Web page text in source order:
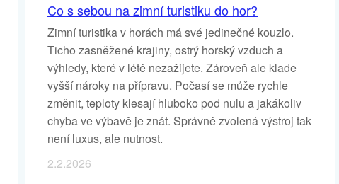
Co s sebou na zimní turistiku do hor?
Zimní turistika v horách má své jedinečné kouzlo.
Ticho zasněžené krajiny, ostrý horský vzduch a
výhledy, které v létě nezažijete. Zároveň ale klade
vyšší nároky na přípravu. Počasí se může rychle
změnit, teploty klesají hluboko pod nulu a jakákoliv
chyba ve výbavě je znát. Správně zvolená výstroj tak
není luxus, ale nutnost.
2.2.2026